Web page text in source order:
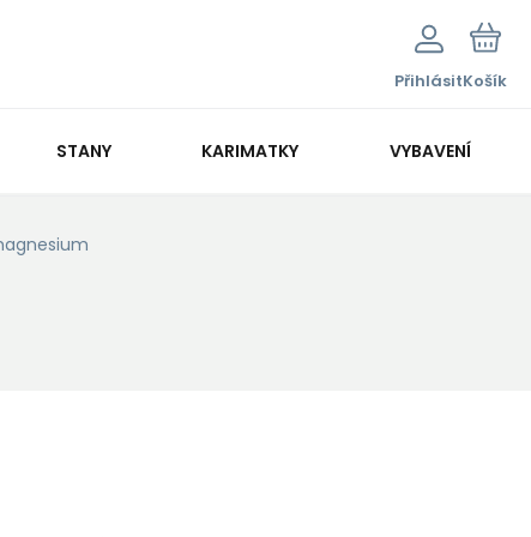
PřihlásitKošík
STANY KARIMATKY VYBAVENÍ